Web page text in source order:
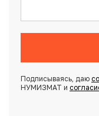
Подписываясь, даю
НУМИЗМАТ и